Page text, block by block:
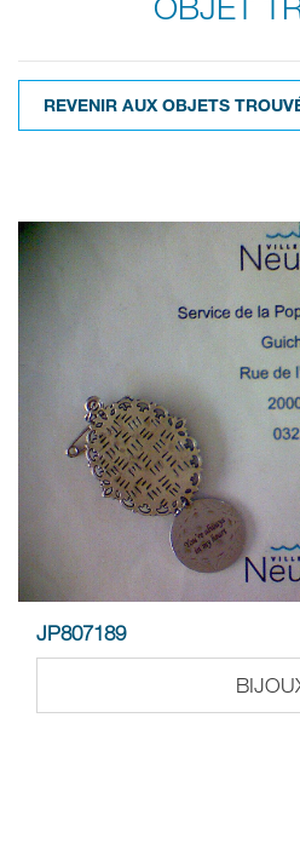
REVENIR AUX OBJETS
JP807189